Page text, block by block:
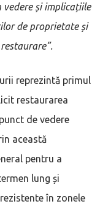
și implicațiile
de proprietate și
reprezintă primul
restaurarea
de vedere
această
pentru a
lung și
în zonele